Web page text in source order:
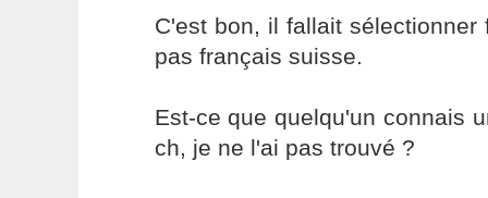
C'est bon, il fallait sélectionner
pas français suisse.
Est-ce que quelqu'un connais
ch, je ne l'ai pas trouvé ?